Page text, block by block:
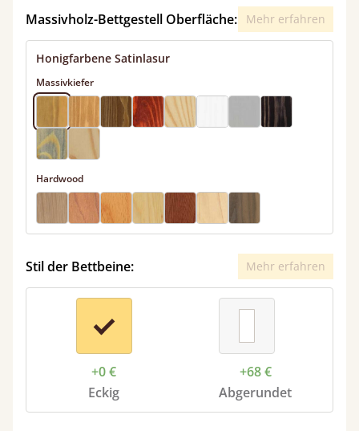
Massivholz-Bettgestell Oberfläche: Mehr erfahren
Honigfarbene Satinlasur
Massivkiefer
Hardwood
Stil der Bettbeine: Mehr erfahren
+0 €
Eckig
+68 €
Abgerundet